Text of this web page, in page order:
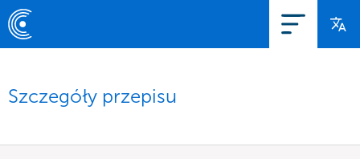
Szczegóły przepisu